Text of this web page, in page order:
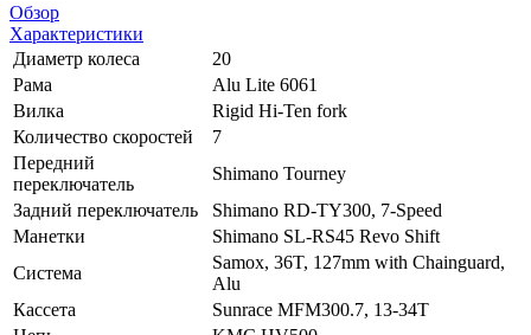
Обзор
Характеристики
Диаметр колеса
20
Рама
Alu Lite 6061
Вилка
Rigid Hi-Ten fork
Количество скоростей
7
Передний
переключатель
Shimano Tourney
Задний переключатель
Shimano RD-TY300, 7-Speed
Манетки
Shimano SL-RS45 Revo Shift
Система
Samox, 36T, 127mm with Chainguard,
Alu
Кассета
Sunrace MFM300.7, 13-34T